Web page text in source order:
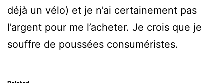
déjà un vélo) et je n’ai certainement pas
l’argent pour me l’acheter. Je crois que je
souffre de poussées consuméristes.